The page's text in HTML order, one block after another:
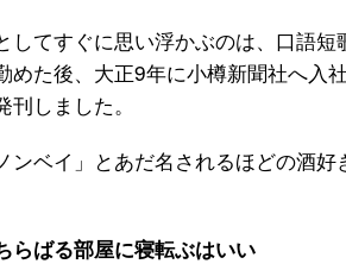
てすぐに思い浮かぶのは、口語
た後、大正9年に小樽新聞社へ入
しました。
ベイ」とあだ名されるほどの酒
らばる部屋に寝転ぶはいい